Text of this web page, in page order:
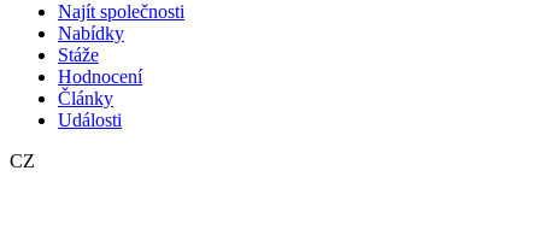
Najít společnosti
Nabídky
Stáže
Hodnocení
Články
Události
CZ